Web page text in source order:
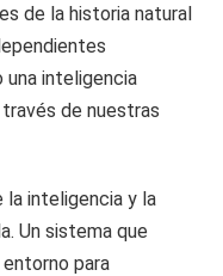
de la historia natural
una inteligencia
de nuestras
la inteligencia y la
Un sistema que
para